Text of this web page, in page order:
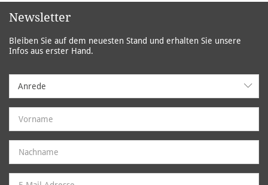
Newsletter
Bleiben Sie auf dem neuesten Stand und erhalten Sie unsere
Infos aus erster Hand.
Anrede